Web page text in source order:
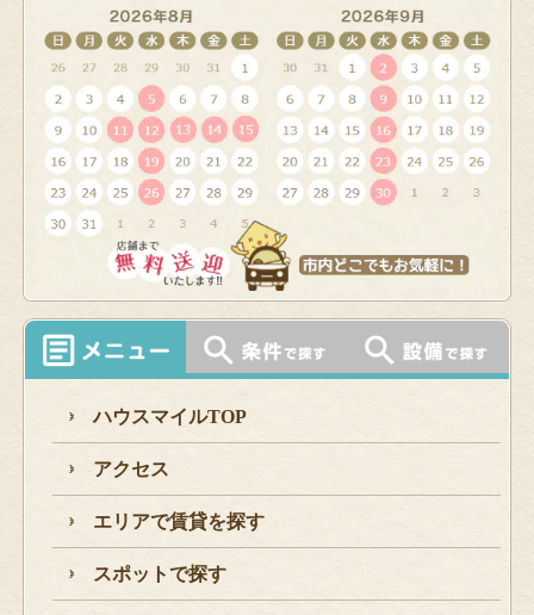
ハウスマイルTOP
アクセス
エリアで賃貸を探す
スポットで探す